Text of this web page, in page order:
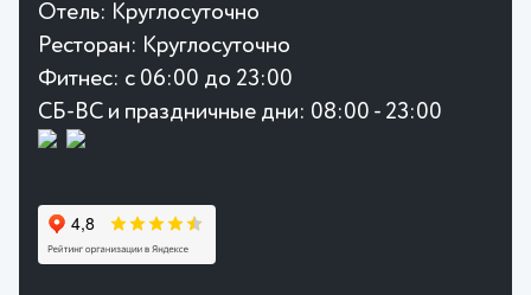
Отель: Круглосуточно
Ресторан: Круглосуточно
Фитнес: с 06:00 до 23:00
СБ-ВС и праздничные дни: 08:00 - 23:00